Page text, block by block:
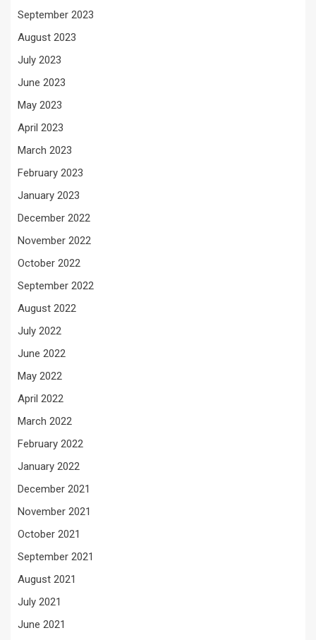
September 2023
August 2023
July 2023
June 2023
May 2023
April 2023
March 2023
February 2023
January 2023
December 2022
November 2022
October 2022
September 2022
August 2022
July 2022
June 2022
May 2022
April 2022
March 2022
February 2022
January 2022
December 2021
November 2021
October 2021
September 2021
August 2021
July 2021
June 2021